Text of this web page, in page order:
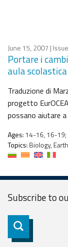
June 15, 2007 |
Portare i
aula scolastica
Traduzione di
progetto
possano aiutare
Ages: 14-16, 16-19;
Topics:Biology,
Subscribe to
Subscribe